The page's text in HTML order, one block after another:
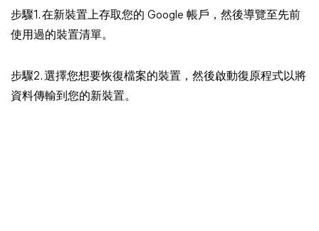
步驟1. 在新裝置上存取您的 Google 帳戶，然後導覽至先前
使用過的裝置清單。
步驟2. 選擇您想要恢復檔案的裝置，然後啟動復原程式以將
資料傳輸到您的新裝置。